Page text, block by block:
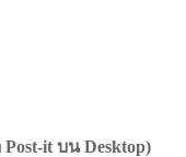
it บน Desktop)